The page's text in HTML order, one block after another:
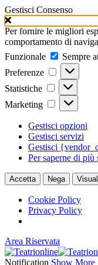
Gestisci Consenso
Per fornire le migliori
comportamento di
Funzionale
Sempre
Preferenze
Preferenze
Statistiche Statistiche
Marketing Marketing
Gestisci opzioni
Gestisci servizi
Gestisci
Per saperne di più
Accetta Nega
Cookie Policy
Privacy Policy
Area Riservata
Notification Show More